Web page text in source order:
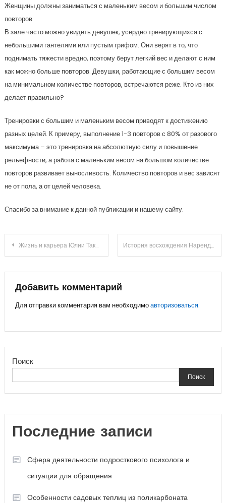
Женщины должны заниматься с маленьким весом и большим числом
повторов
В зале часто можно увидеть девушек, усердно тренирующихся с
небольшими гантелями или пустым грифом. Они верят в то, что
поднимать тяжести вредно, поэтому берут легкий вес и делают с ним
как можно больше повторов. Девушки, работающие с большим весом
на минимальном количестве повторов, встречаются реже. Кто из них
делает правильно?
Тренировки с большим и маленьким весом приводят к достижению
разных целей. К примеру, выполнение 1-3 повторов с 80% от разового
максимума – это тренировка на абсолютную силу и повышение
рельефности, а работа с маленьким весом на большом количестве
повторов развивает выносливость. Количество повторов и вес зависят
не от пола, а от целей человека.
Спасибо за внимание к данной публикации и нашему сайту.
Навигация
записям
Жизнь и карьера Юлии Такшиной — биография, личная жизнь и грандиозные достижения История восхождения Нарендры Моди — от скромных начинаний до руководителя Индии
Добавить комментарий
Для отправки комментария вам необходимоавторизоваться.
Поиск
Поиск
Последние записи
Сфера деятельности подросткового психолога и
ситуации для обращения
Особенности садовых теплиц из поликарбоната